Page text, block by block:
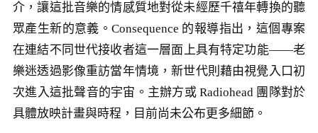
介，讓這批音樂的情感質地對從未經歷千禧年轉換的聽
眾產生新的意義。Consequence 的報導指出，這個專案
在連結不同世代接收者這一層面上具有特定功能——老
樂迷透過影像重訪當年情境，新世代則藉由視覺入口初
次進入這批聲音的宇宙。主辦方或 Radiohead 團隊對於
具體放映計畫與時程，目前尚未公布更多細節。